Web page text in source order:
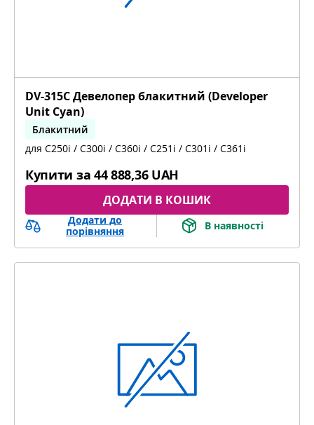
DV-315C Девелопер блакитний (Developer
Unit Cyan)
Блакитний
bizhub C251i, bizhub C301i, bizhub C361i
для C250i / C300i / C360i / C251i / C301i / C361i
Купити за 44 888,36 UAH
ДОДАТИ В КОШИК
Додати до
порівняння
В наявності